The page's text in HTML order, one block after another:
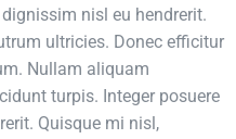
nisl eu hendrerit.
ultricies. Donec efficitur
Nullam aliquam
turpis. Integer posuere
Quisque mi nisl,